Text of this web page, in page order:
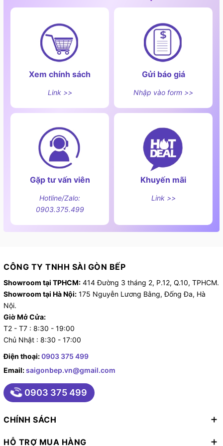
Các bộ phận theo kèm
Xem chính sách
Link >>
Gửi báo giá
Nhập vào form >>
Gặp tư vấn viên
Hotline/Zalo:
0903.375.499
Khuyến mãi
Link >>
CÔNG TY TNHH SÀI GÒN BẾP
Showroom tại TPHCM: 414 Đường 3 tháng 2, P.12, Q.10, TPHCM.
Showroom tại Hà Nội: 175 Nguyễn Lương Bằng, Đống Đa, Hà
Nội.
Giờ Mở Cửa:
T2 - T7 : 8:30 - 19:00
Chủ Nhật : 8:30 - 17:00
Điện thoại:0903 375 499
Email:saigonbep.vn@gmail.com
0903 375 499
CHÍNH SÁCH
HỖ TRỢ MUA HÀNG